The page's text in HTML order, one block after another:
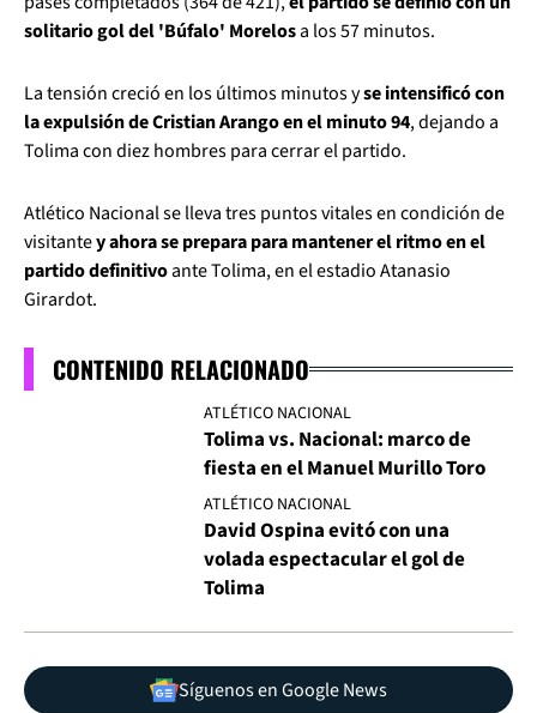
solitario gol del 'Búfalo' Morelosa los 57 minutos.
La tensión creció en los últimos minutos yse intensificó con
la expulsión de Cristian Arango en el minuto 94, dejando a
Tolima con diez hombres para cerrar el partido.
Atlético Nacional se lleva tres puntos vitales en condición de
visitantey ahora se prepara para mantener el ritmo en el
partido definitivoante Tolima, en el estadio Atanasio
Girardot.
CONTENIDO RELACIONADO
ATLÉTICO NACIONAL
Tolima vs. Nacional: marco de
fiesta en el Manuel Murillo Toro
ATLÉTICO NACIONAL
David Ospina evitó con una
volada espectacular el gol de
Tolima
Síguenos en Google News